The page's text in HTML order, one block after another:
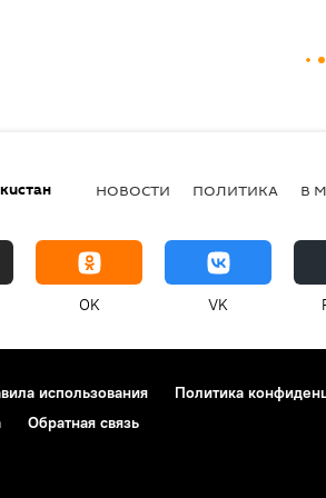
НОВОСТИ ПОЛИТИКА В
OK VK
использования Политика
Обратная связь